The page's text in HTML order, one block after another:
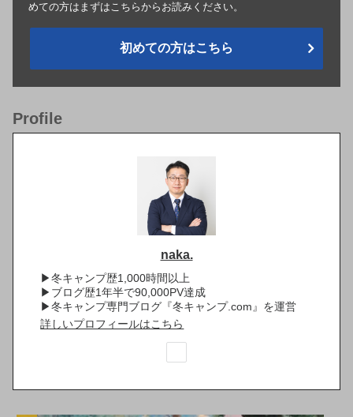
めての方はまずはこちらからお読みください。
初めての方はこちら
Profile
naka.
▶冬キャンプ歴1,000時間以上
▶ブログ歴1年半で90,000PV達成
▶冬キャンプ専門ブログ『冬キャンプ.com』を運営
詳しいプロフィールはこちら